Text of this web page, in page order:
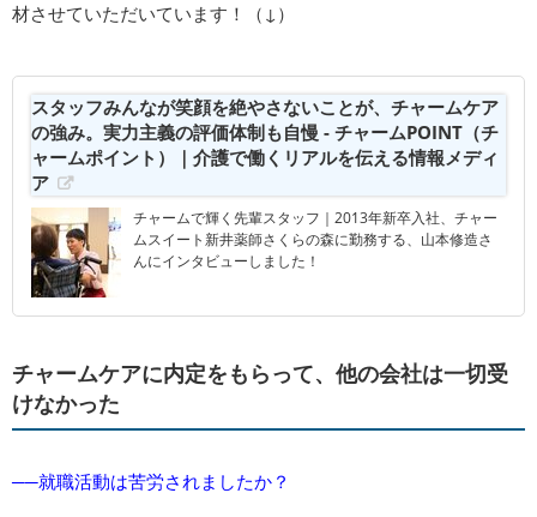
材させていただいています！（↓）
スタッフみんなが笑顔を絶やさないことが、チャームケア
の強み。実力主義の評価体制も自慢 - チャームPOINT（チ
ャームポイント）｜介護で働くリアルを伝える情報メディ
ア
チャームで輝く先輩スタッフ｜2013年新卒入社、チャー
ムスイート新井薬師さくらの森に勤務する、山本修造さ
んにインタビューしました！
チャームケアに内定をもらって、他の会社は一切受
けなかった
──就職活動は苦労されましたか？